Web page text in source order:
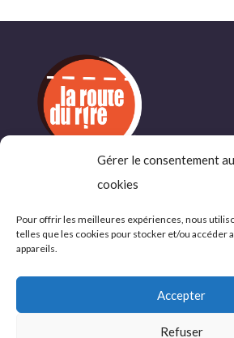
Gérer le consentement
cookies
Pour offrir les meilleures expériences, nous
telles que les cookies pour stocker et/ou accéder
appareils.
Accepter
Refuser
INFORMATIONS
COMPLÉMENTAIRES
Politique de confidentialité